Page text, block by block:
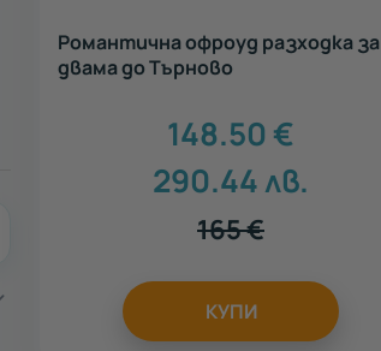
Романтична офроуд разходка за
двама до Търново
148.50€
290.44лв.
165€
КУПИ